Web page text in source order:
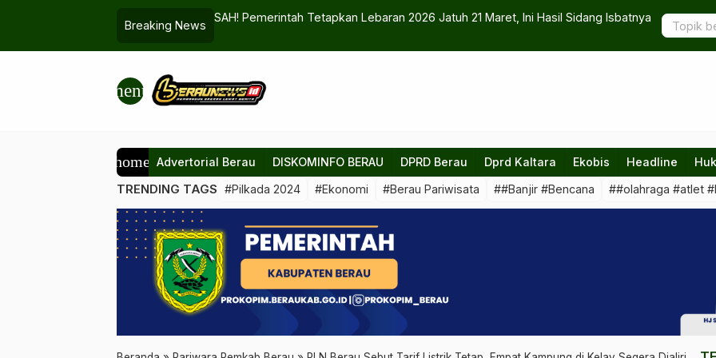
Breaking News
2026 Jatuh 21 Maret, Ini Hasil Sidang IsbatnyaTahun Depan UMK Berau Naik 6,5 Persen
menu
home Advertorial Berau DISKOMINFO BERAU DPRD Berau Dprd Kaltara Ekobis Headline
TRENDING TAGS #Pilkada 2024 #Ekonomi #Berau Pariwisata ##Banjir #Bencana ##olahraga #atlet